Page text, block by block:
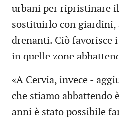
urbani per ripristinare
sostituirlo con giardini,
drenanti. Ciò favorisce
in quelle zone
«A Cervia, invece -
che stiamo abbattendo
anni è stato possibile